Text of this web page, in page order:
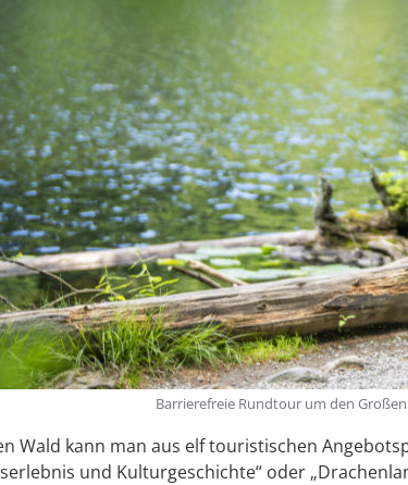
Barrierefreie Rundtour um den
Wald kann man aus elf touristischen
und Kulturgeschichte“ oder